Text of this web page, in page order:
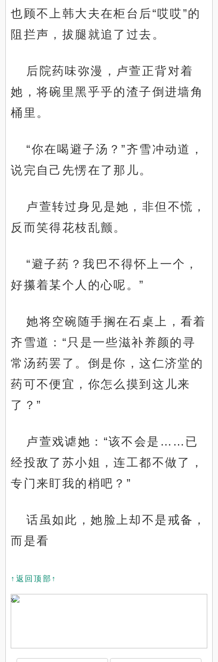
也顾不上韩大夫在柜台后“哎哎”的
阻拦声，拔腿就追了过去。
后院药味弥漫，卢萱正背对着
她，将碗里黑乎乎的渣子倒进墙角
桶里。
“你在喝避子汤？”齐雪冲动道，
说完自己先愣在了那儿。
卢萱转过身见是她，非但不慌，
反而笑得花枝乱颤。
“避子药？我巴不得怀上一个，
好攥着某个人的心呢。”
她将空碗随手搁在石桌上，看着
齐雪道：“只是一些滋补养颜的寻
常汤药罢了。倒是你，这仁济堂的
药可不便宜，你怎么摸到这儿来
了？”
卢萱戏谑她：“该不会是……已
经投敌了苏小姐，连工都不做了，
专门来盯我的梢吧？”
话虽如此，她脸上却不是戒备，
而是看
↑返回顶部↑
x